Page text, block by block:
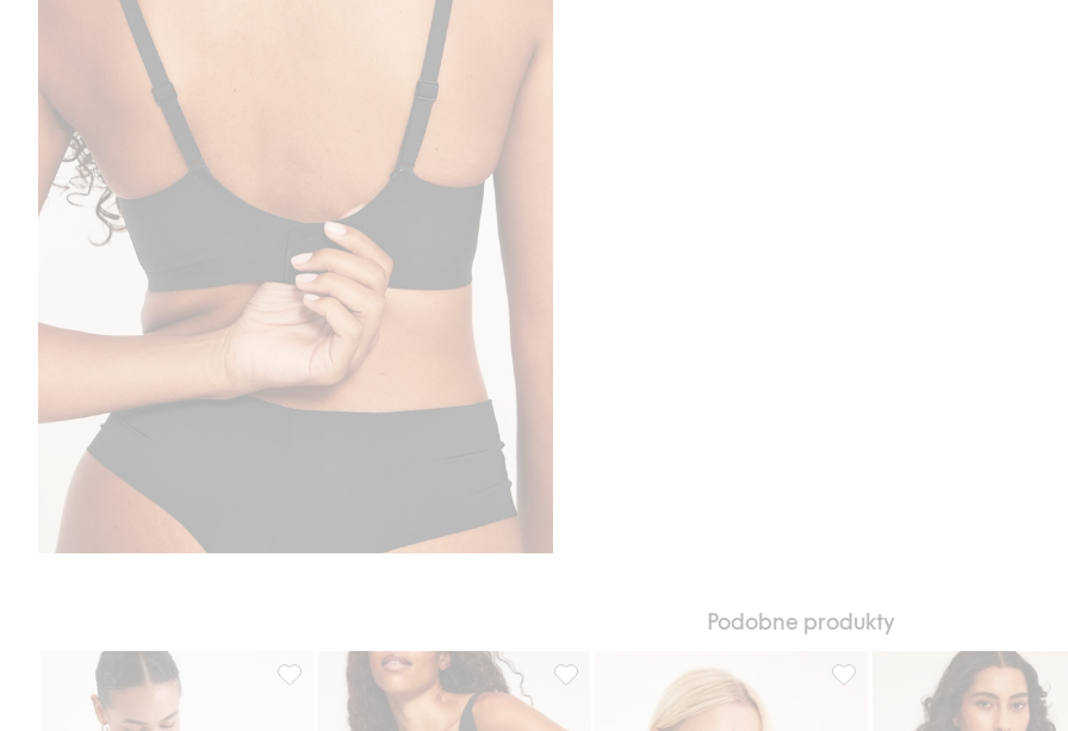
Podobne produkty
Modelowany miękki stanik bezszwowy, Dodaj do listy ulubioneModelowany stanik bezszwowy, Dodaj do listy ulubione
Modelowany miękki stanik